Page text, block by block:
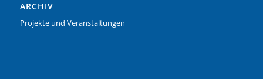
ARCHIV
Projekte und Veranstaltungen